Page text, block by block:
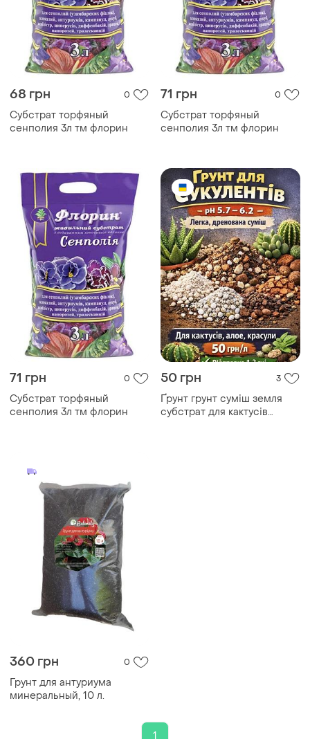
68 грн 0
Субстрат торфяный
сенполия 3л тм флорин
71 грн 0
Субстрат торфяный
сенполия 3л тм флорин
71 грн 0
Субстрат торфяный
сенполия 3л тм флорин
50 грн 3
Ґрунт грунт суміш земля
субстрат для кактусів
360 грн 0
Грунт для антуриума
минеральный, 10 л.
1